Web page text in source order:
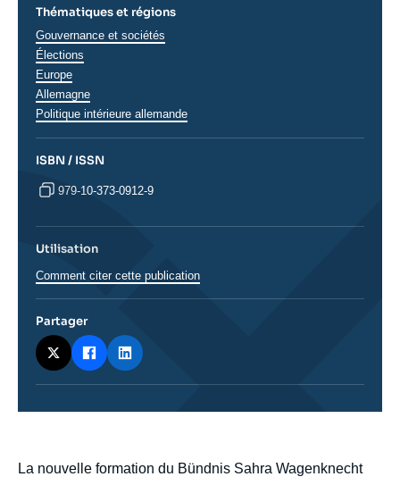
body
La nouvelle formation du Bündnis Sahra Wagenknecht
Thématiques et régions
Thématiques
analyses
Gouvernance et sociétés
Élections
Régions
Europe
Allemagne
Politique intérieure allemande
ISBN / ISSN
979-10-373-0912-9
Utilisation
Comment citer cette publication
Partager